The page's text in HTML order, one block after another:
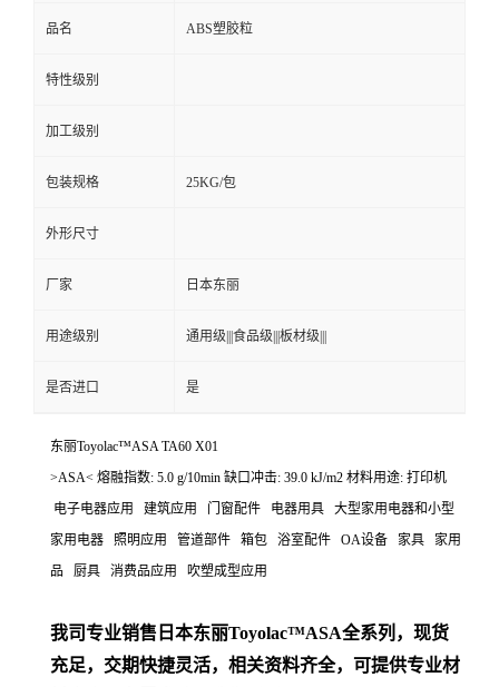
品名 ABS塑胶粒
特性级别
加工级别
包装规格 25KG/包
外形尺寸
厂家 日本东丽
用途级别 通用级|||食品级|||板材级|||
是否进口 是
东丽Toyolac™ASA TA60 X01
>ASA< 熔融指数: 5.0 g/10min 缺口冲击: 39.0 kJ/m2 材料用途: 打印机
电子电器应用 建筑应用 门窗配件 电器用具 大型家用电器和小型
家用电器 照明应用 管道部件 箱包 浴室配件 OA设备 家具 家用
品 厨具 消费品应用 吹塑成型应用
我司专业销售日本东丽Toyolac™ASA全系列，现货
充足，交期快捷灵活，相关资料齐全，可提供专业材